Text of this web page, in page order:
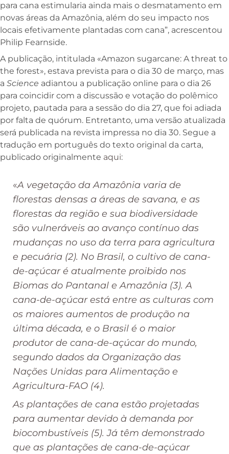
para cana estimularia ainda mais o desmatamento em
novas áreas da Amazônia, além do seu impacto nos
locais efetivamente plantadas com cana”, acrescentou
Philip Fearnside.
A publicação, intitulada «Amazon sugarcane: A threat to
the forest», estava prevista para o dia 30 de março, mas
a Science adiantou a publicação online para o dia 26
para coincidir com a discussão e votação do polêmico
projeto, pautada para a sessão do dia 27, que foi adiada
por falta de quórum. Entretanto, uma versão atualizada
será publicada na revista impressa no dia 30. Segue a
tradução em português do texto original da carta,
publicado originalmente aqui:
«A vegetação da Amazônia varia de
florestas densas a áreas de savana, e as
florestas da região e sua biodiversidade
são vulneráveis ao avanço contínuo das
mudanças no uso da terra para agricultura
e pecuária (2). No Brasil, o cultivo de cana-
de-açúcar é atualmente proibido nos
Biomas do Pantanal e Amazônia (3). A
cana-de-açúcar está entre as culturas com
os maiores aumentos de produção na
última década, e o Brasil é o maior
produtor de cana-de-açúcar do mundo,
segundo dados da Organização das
Nações Unidas para Alimentação e
Agricultura-FAO (4).
As plantações de cana estão projetadas
para aumentar devido à demanda por
biocombustíveis (5). Já têm demonstrado
que as plantações de cana-de-açúcar